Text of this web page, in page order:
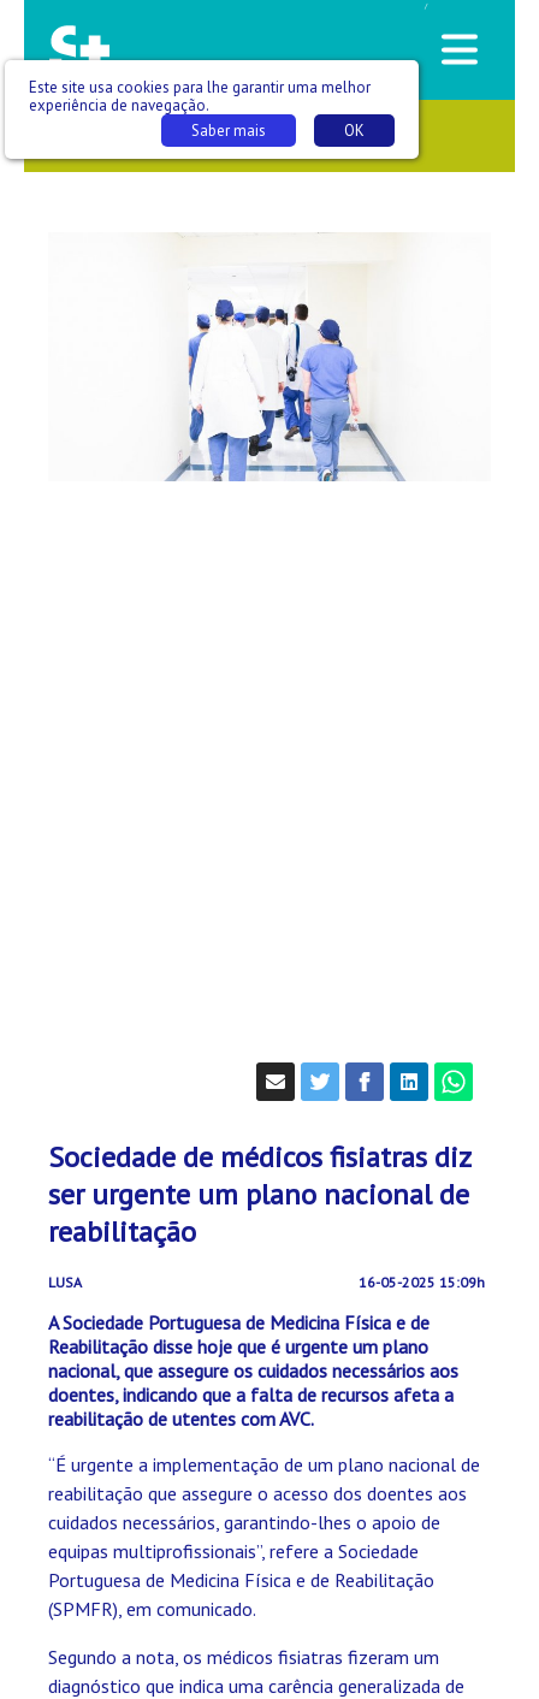
/
SAÚDE QUE SE VÊ
Sociedade de médicos fisiatras diz
ser urgente um plano nacional de
reabilitação
LUSA 16-05-2025 15:09h
A Sociedade Portuguesa de Medicina Física e de
Reabilitação disse hoje que é urgente um plano
nacional, que assegure os cuidados necessários aos
doentes, indicando que a falta de recursos afeta a
reabilitação de utentes com AVC.
“É urgente a implementação de um plano nacional de
reabilitação que assegure o acesso dos doentes aos
cuidados necessários, garantindo-lhes o apoio de
equipas multiprofissionais”, refere a Sociedade
Portuguesa de Medicina Física e de Reabilitação
(SPMFR), em comunicado.
Segundo a nota, os médicos fisiatras fizeram um
diagnóstico que indica uma carência generalizada de
Este site usa cookies para lhe garantir uma melhor
experiência de navegação.
OK
Saber mais